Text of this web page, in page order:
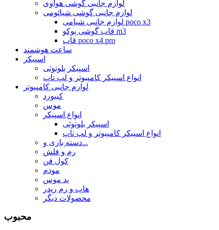
لوازم جانبی گوشی هواوی
لوازم جانبی گوشی شیائومی
لوازم جانبی شیامی poco x3
قاب گوشی پوکو m3
قاب poco x4 pro
ساعت هوشمند
اسپیکر
اسپیکر بلوتوثی
انواع اسپیکر کامپیوتر و لپ تاپ
لوازم جانبی کامپیوتر
کیبورد
موس
انواع اسپیکر
اسپیکر بلوتوثی
انواع اسپیکر کامپیوتر و لپ تاپ
دسته بازی و...
رم و فلش
کول فن
مودم
پد موس
هاب و رم ریدر
محصولات دیگر
محبوب